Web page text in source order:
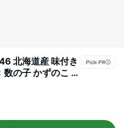
北海道産 味付き
の子 かずのこ か
魚卵 海鮮 海鮮食
ギフト 冷凍 ふ